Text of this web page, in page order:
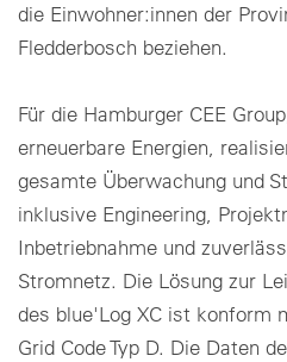
die Einwohner:innen der
Fledderbosch beziehen.
Für die Hamburger CEE
erneuerbare Energien,
gesamte Überwachung und
inklusive Engineering,
Inbetriebnahme und
Stromnetz. Die Lösung zur
des blue'Log XC ist konform
Grid Code Typ D. Die Daten